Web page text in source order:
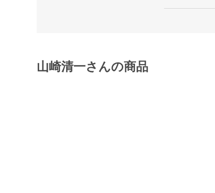
山崎清一さんの商品